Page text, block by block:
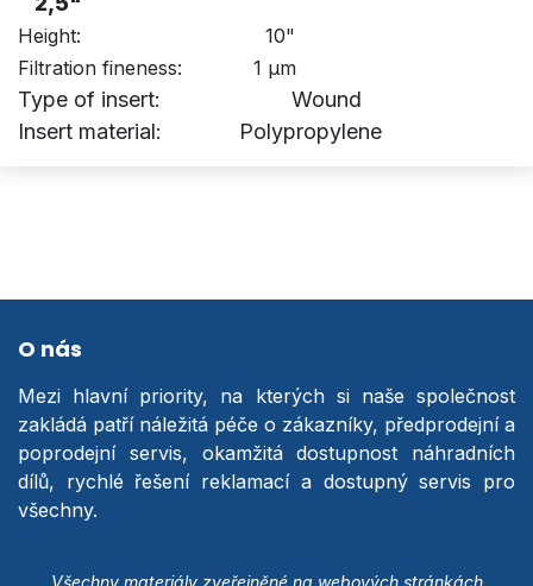
Height: 10"
Filtration fineness: 1 µm
Type of insert: Wound
Insert material: Polypropylene
O nás
Mezi hlavní priority, na kterých si naše společnost
zakládá patří náležitá péče o zákazníky, předprodejní a
poprodejní servis, okamžitá dostupnost náhradních
dílů, rychlé řešení reklamací a dostupný servis pro
všechny.
Všechny materiály zveřejněné na webových stránkách